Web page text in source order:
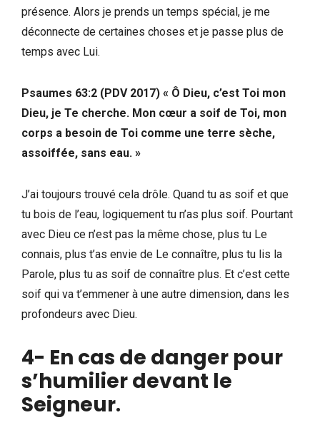
présence. Alors je prends un temps spécial, je me
déconnecte de certaines choses et je passe plus de
temps avec Lui.
Psaumes 63:2 (PDV 2017) « Ô Dieu, c’est Toi mon
Dieu, je Te cherche. Mon cœur a soif de Toi, mon
corps a besoin de Toi comme une terre sèche,
assoiffée, sans eau. »
J’ai toujours trouvé cela drôle. Quand tu as soif et que
tu bois de l’eau, logiquement tu n’as plus soif. Pourtant
avec Dieu ce n’est pas la même chose, plus tu Le
connais, plus t’as envie de Le connaître, plus tu lis la
Parole, plus tu as soif de connaître plus. Et c’est cette
soif qui va t’emmener à une autre dimension, dans les
profondeurs avec Dieu.
4- En cas de danger pour
s’humilier devant le
Seigneur.